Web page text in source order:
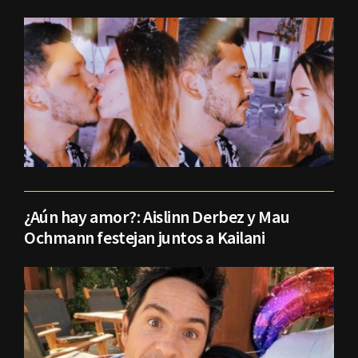
¿Aún hay amor?: Aislinn Derbez y Mau
Ochmann festejan juntos a Kailani